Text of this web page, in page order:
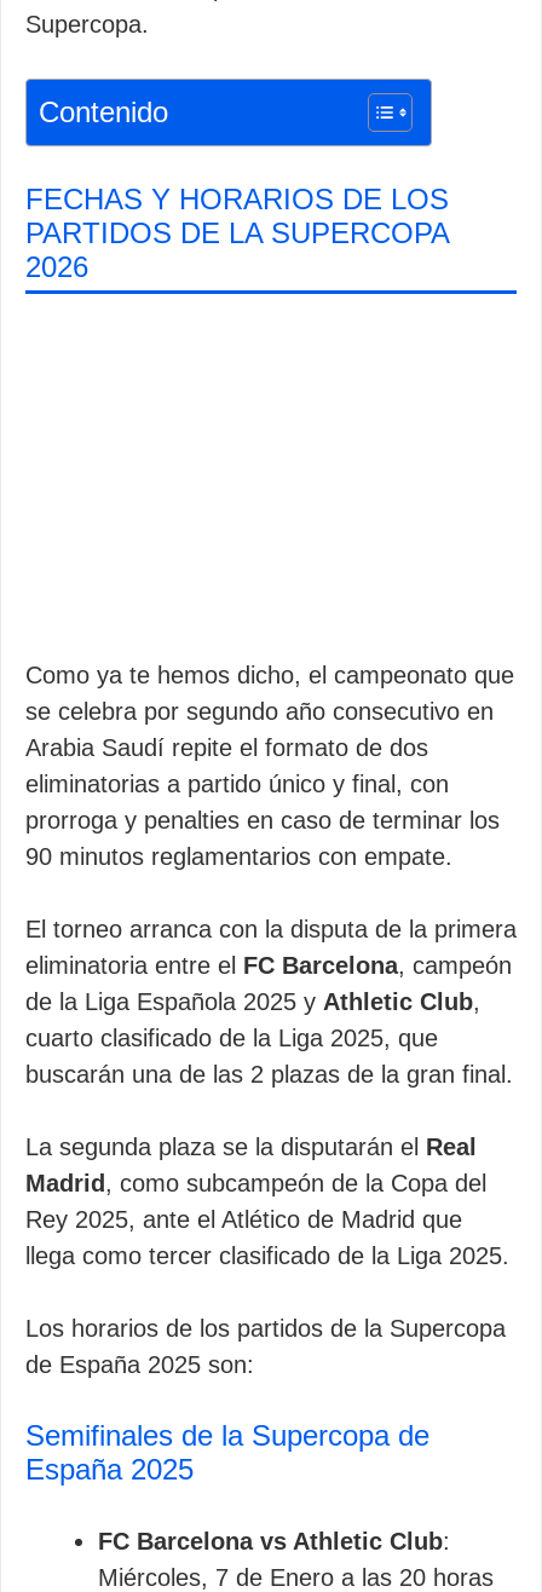
Supercopa.
Contenido
FECHAS Y HORARIOS DE LOS
PARTIDOS DE LA SUPERCOPA
2026
Como ya te hemos dicho, el campeonato que
se celebra por segundo año consecutivo en
Arabia Saudí repite el formato de dos
eliminatorias a partido único y final, con
prorroga y penalties en caso de terminar los
90 minutos reglamentarios con empate.
El torneo arranca con la disputa de la primera
eliminatoria entre el FC Barcelona, campeón
de la Liga Española 2025 y Athletic Club,
cuarto clasificado de la Liga 2025, que
buscarán una de las 2 plazas de la gran final.
La segunda plaza se la disputarán el Real
Madrid , como subcampeón de la Copa del
Rey 2025, ante el Atlético de Madrid que
llega como tercer clasificado de la Liga 2025.
Los horarios de los partidos de la Supercopa
de España 2025 son:
Semifinales de la Supercopa de
España 2025
FC Barcelona vs Athletic Club:
Miércoles, 7 de Enero a las 20 horas